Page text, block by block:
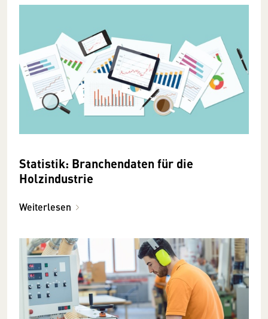
Statistik: Branchendaten für die
Holzindustrie
Weiterlesen